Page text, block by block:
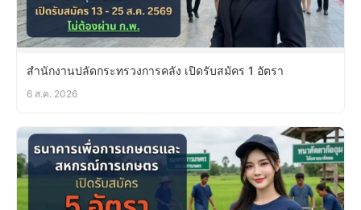
สำนักงานปลัดกระทรวงการคลัง เปิดรับสมัคร 1 อัตรา
6 ส.ค. 2026